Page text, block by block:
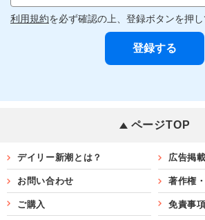
利用規約を必ず確認の上、登録ボタンを押し
ページTOP
デイリー新潮とは？ 広告掲載
お問い合わせ 著作権
ご購入 免責事項